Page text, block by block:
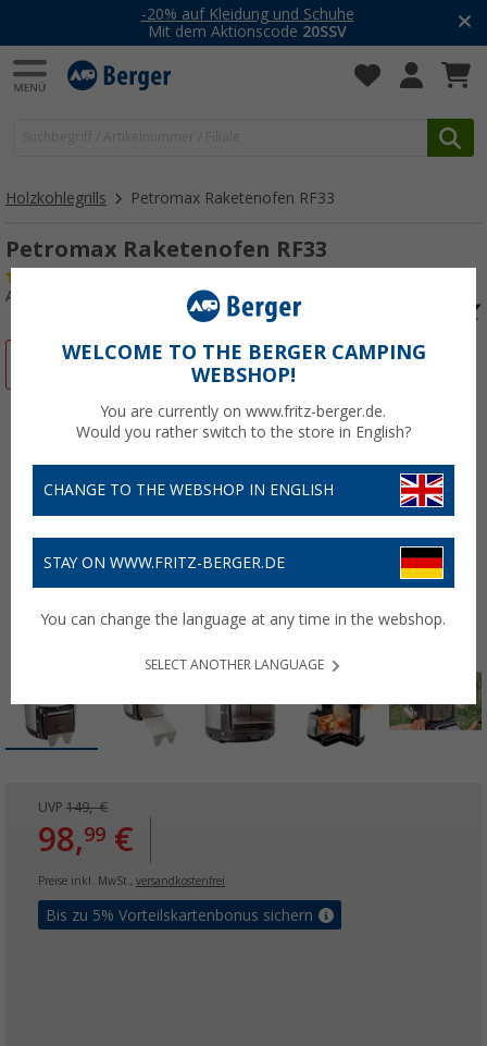
-20% auf Kleidung und Schuhe
Mit dem Aktionscode 20SSV
Holzkohlegrills Petromax Raketenofen RF33
Petromax Raketenofen RF33
Art.-Nr.: 487330
UVP 149,- €
98,99 €
Preise inkl. MwSt., versandkostenfrei
Bis zu 5% Vorteilskartenbonus sichern
WELCOME TO THE BERGER CAMPING
WEBSHOP!
You are currently on www.fritz-berger.de.
Would you rather switch to the store in English?
CHANGE TO THE WEBSHOP IN ENGLISH
STAY ON WWW.FRITZ-BERGER.DE
You can change the language at any time in the webshop.
SELECT ANOTHER LANGUAGE